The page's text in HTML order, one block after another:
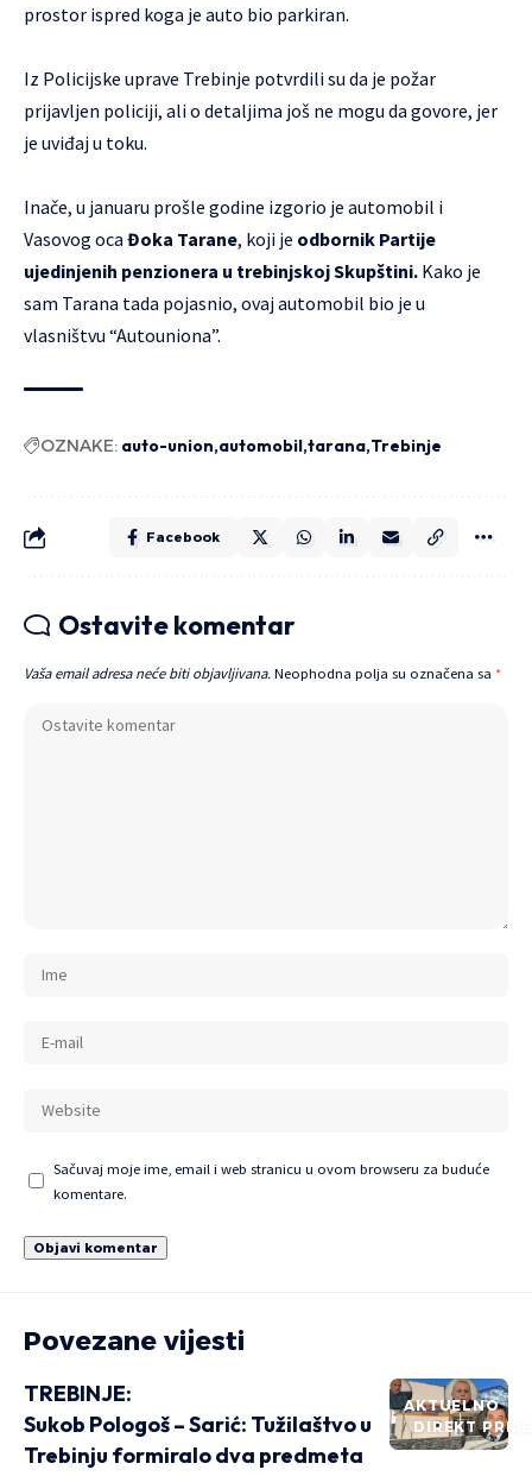
prostor ispred koga je auto bio parkiran.
Iz Policijske uprave Trebinje potvrdili su da je požar
prijavljen policiji, ali o detaljima još ne mogu da govore, jer
je uviđaj u toku.
Inače, u januaru prošle godine izgorio je automobil i
Vasovog oca Đoka Tarane, koji je odbornik Partije
ujedinjenih penzionera u trebinjskoj Skupštini. Kako je
sam Tarana tada pojasnio, ovaj automobil bio je u
vlasništvu “Autouniona”.
OZNAKE: auto-union automobil tarana Trebinje
Facebook
Ostavite komentar
Vaša email adresa neće biti objavljivana. Neophodna polja su označena sa *
Sačuvaj moje ime, email i web stranicu u ovom browseru za buduće
komentare.
Povezane vijesti
AKTUELNO
DIREKT PRIČE
TREBINJE:
Sukob Pologoš – Sarić: Tužilaštvo u
Trebinju formiralo dva predmeta